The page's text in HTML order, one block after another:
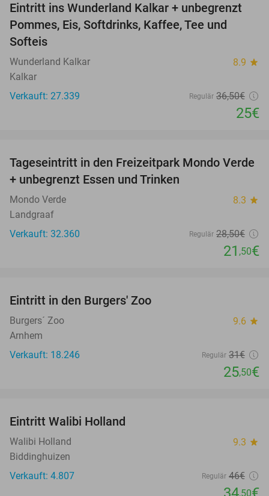
32%
Eintritt ins Wunderland Kalkar + unbegrenzt
Pommes, Eis, Softdrinks, Kaffee, Tee und
Softeis
Wunderland Kalkar 8.9 star
Kalkar
Verkauft: 27.339
Regulär 36,50€
25€
25%
Tageseintritt in den Freizeitpark Mondo Verde
+ unbegrenzt Essen und Trinken
Mondo Verde 8.3 star
Landgraaf
Verkauft: 32.360
Regulär 28,50€
21 ,50€
Eintritt in den Burgers' Zoo
Burgers´ Zoo 9.6 star
Arnhem
Verkauft: 18.246
Regulär 31€
25,50€
Eintritt Walibi Holland
Walibi Holland 9.3 star
Biddinghuizen
Verkauft: 4.807
Regulär 46€
,50